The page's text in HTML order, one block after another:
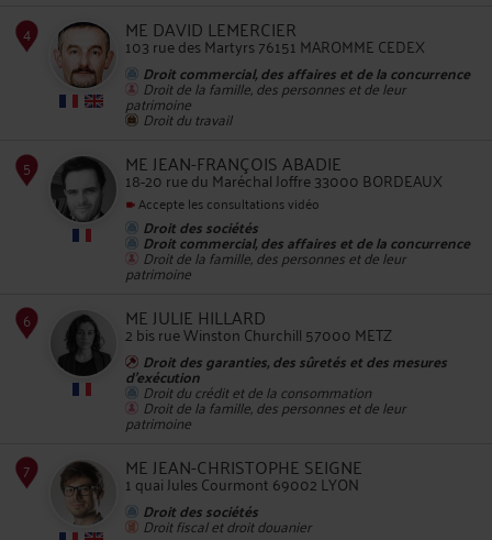
3 ME DAVID LEMERCIER
103 rue des Martyrs 76151 MAROMME CEDEX
Droit commercial, des affaires et de la concurrence
Droit de la famille, des personnes et de leur
patrimoine
Droit du travail
ME JEAN-FRANÇOIS ABADIE
18-20 rue du Maréchal Joffre 33000 BORDEAUX
Accepte les consultations vidéo
Droit des sociétés
Droit commercial, des affaires et de la concurrence
Droit de la famille, des personnes et de leur
patrimoine
ME JULIE HILLARD
2 bis rue Winston Churchill 57000 METZ
Droit des garanties, des sûretés et des mesures
d'exécution
Droit du crédit et de la consommation
Droit de la famille, des personnes et de leur
patrimoine
ME JEAN-CHRISTOPHE SEIGNE
1 quai Jules Courmont 69002 LYON
Droit des sociétés
Droit fiscal et droit douanier